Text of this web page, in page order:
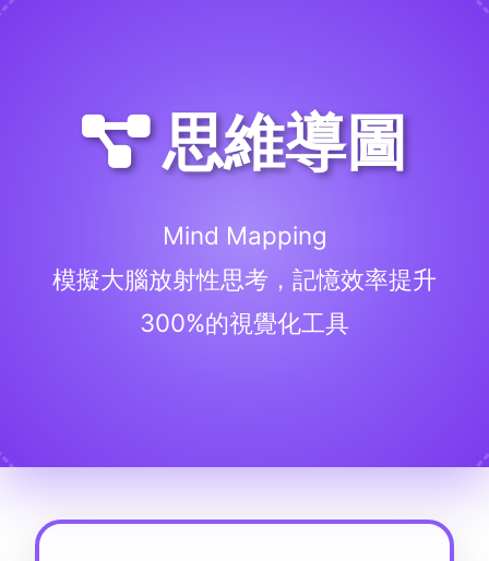
思維導圖
Mind Mapping
模擬大腦放射性思考，記憶效率提升
300%的視覺化工具